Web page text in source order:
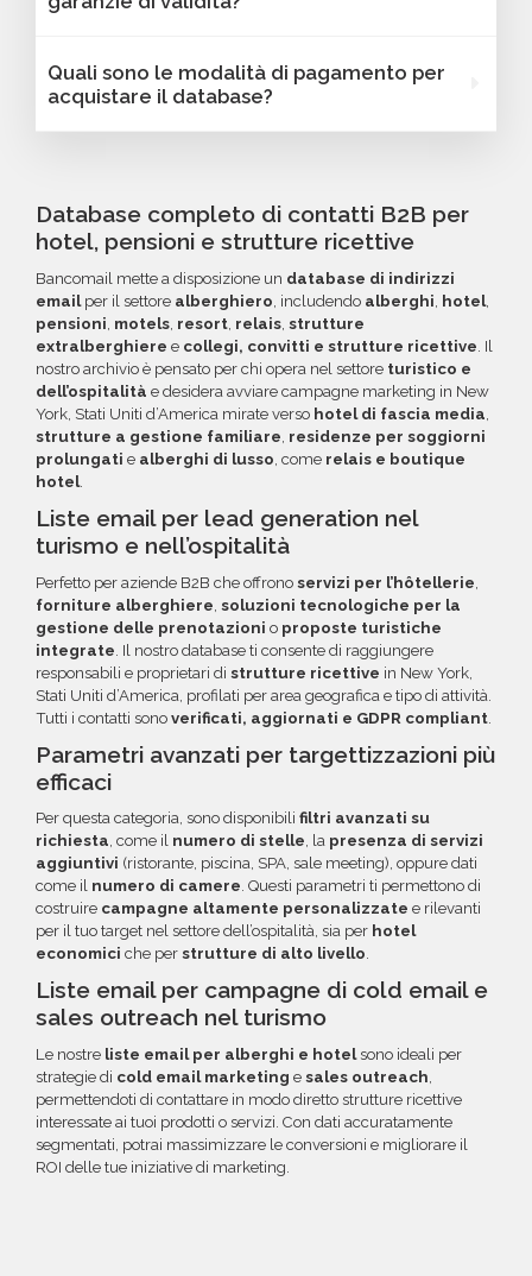
dipendenti, link ai profili social e altre
e personalizzare le tue campagne B2B.
base a parametri strategici come
numero di dipendenti, fatturato, forma
giuridica o altri criteri specifici. Se online non
trovi la configurazione che cerchi, contatta il
campagna.
database email Alberghi - New York. Se
riscontri indirizzi email non validi entro 60
giorni dall'acquisto, potrai richiedere un
email inesistenti o DNS errati.
Quali sono le modalità di pagamento per
acquistare il database?
i circuiti protetti Banca Sella e PayPal. Inoltre,
per acquisti voluminosi, è possibile acquistare
maggiori informazioni su come sfruttare
questa opzione.
Database completo di contatti B2B per
hotel, pensioni e strutture ricettive
Bancomail mette a disposizione un database di indirizzi
emailper il settore alberghiero, includendo alberghi, hotel,
pensioni, motels, resort, relais, strutture
extralberghiere e collegi, convitti e strutture ricettive. Il
nostro archivio è pensato per chi opera nel settore turistico e
dell’ospitalità e desidera avviare campagne marketing in New
York, Stati Uniti d’America mirate verso hotel di fascia media,
strutture a gestione familiare, residenze per soggiorni
prolungati e alberghi di lusso, come relais e boutique
hotel.
Liste email per lead generation nel
turismo e nell’ospitalità
Perfetto per aziende B2B che offrono servizi per l’hôtellerie
forniture alberghiere soluzioni tecnologiche per la
gestione delle prenotazioni o proposte turistiche
integrate . Il nostro database ti consente di raggiungere
responsabili e proprietari di strutture ricettive in New York,
Stati Uniti d’America, profilati per area geografica e tipo di attività.
Tutti i contatti sono verificati, aggiornati e GDPR compliant
Parametri avanzati per targettizzazioni più
efficaci
Per questa categoria, sono disponibili filtri avanzati su
richiesta, come il numero di stelle, la presenza di servizi
aggiuntivi (ristorante, piscina, SPA, sale meeting), oppure dati
come il numero di camere. Questi parametri ti permettono di
costruire campagne altamente personalizzate e rilevanti
per il tuo target nel settore dell’ospitalità, sia per hotel
economici che per strutture di alto livello.
Liste email per campagne di cold email e
sales outreach nel turismo
Le nostre liste email per alberghi e hotelsono ideali per
strategie di cold email marketing e sales outreach
permettendoti di contattare in modo diretto strutture ricettive
interessate ai tuoi prodotti o servizi. Con dati accuratamente
segmentati, potrai massimizzare le conversioni e migliorare il
ROI delle tue iniziative di marketing.